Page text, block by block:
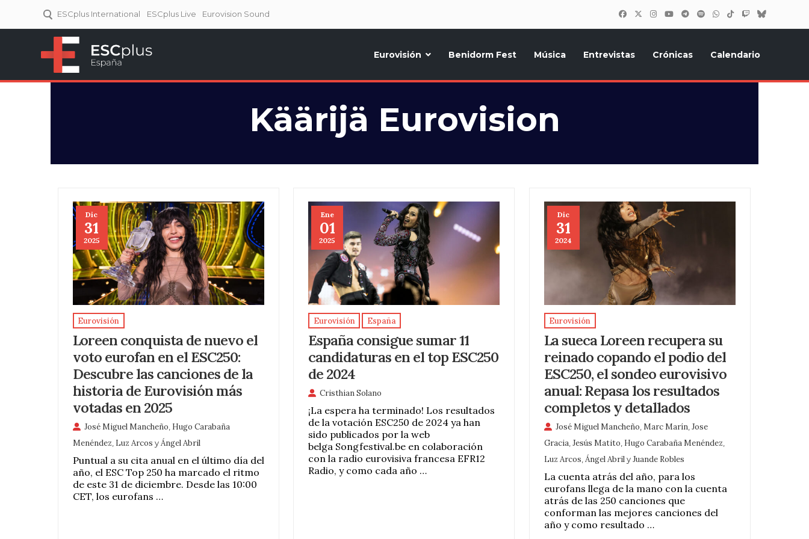
ESCplus International ESCplus Live Eurovision Sound
Eurovisión Benidorm Fest Música Entrevistas Crónicas Calendario
Käärijä Eurovision
Dic
31
2025
Eurovisión
Loreen conquista de nuevo el
voto eurofan en el ESC250:
Descubre las canciones de la
historia de Eurovisión más
votadas en 2025
José Miguel Mancheño Hugo Carabaña
Menéndez Luz Arcos yÁngel Abril
Puntual a su cita anual en el último día del
año, el ESC Top 250 ha marcado el ritmo
de este 31 de diciembre. Desde las 10:00
CET, los eurofans …
Ene
01
2025
Eurovisión España
España consigue sumar 11
candidaturas en el top ESC250
de 2024
Cristhian Solano
¡La espera ha terminado! Los resultados
de la votación ESC250 de 2024 ya han
sido publicados por la web
belga Songfestival.be en colaboración
con la radio eurovisiva francesa EFR12
Radio, y como cada año …
Dic
31
2024
Eurovisión
La sueca Loreen recupera su
reinado copando el podio del
ESC250, el sondeo eurovisivo
anual: Repasa los resultados
completos y detallados
José Miguel Mancheño Marc Marín Jose
Gracia Jesús Matito Hugo Carabaña Menéndez
Luz Arcos Ángel AbrilyJuande Robles
La cuenta atrás del año, para los
eurofans llega de la mano con la cuenta
atrás de las 250 canciones que
conforman las mejores canciones del
año y como resultado …